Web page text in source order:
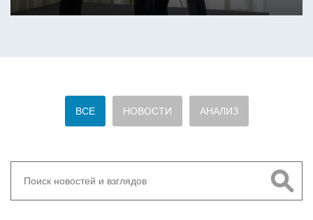
ВСЕ НОВОСТИ АНАЛИЗ